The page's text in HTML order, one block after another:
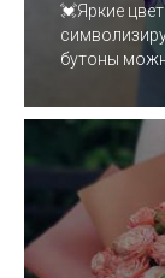
💓Яркие
бутоны